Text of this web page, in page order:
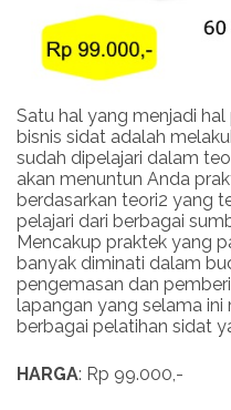
Satu hal yang menjadi
bisnis sidat adalah
sudah dipelajari dalam
akan menuntun Anda
berdasarkan teori2 yang
pelajari dari berbagai
Mencakup praktek yang
banyak diminati dalam
pengemasan dan
lapangan yang selama
berbagai pelatihan sidat
HARGA: Rp 99.000,-